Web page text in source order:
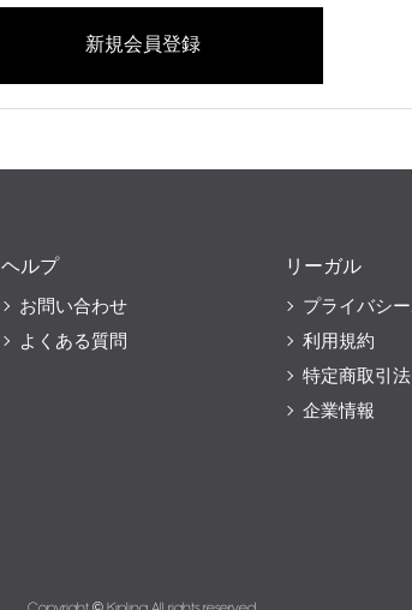
ヘルプ
お問い合わせ
よくある質問
リーガル
プライバシ
利用規約
特定商取引
企業情報